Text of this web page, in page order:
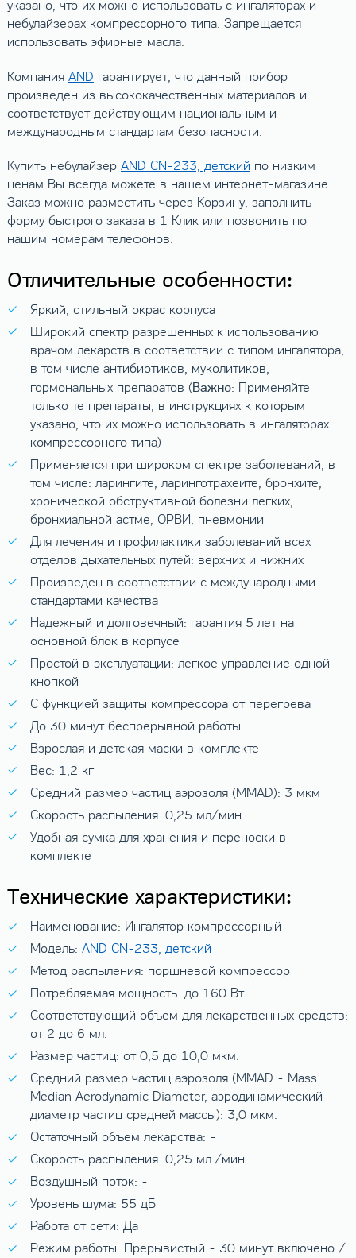
указано, что их можно использовать с ингаляторах и
небулайзерах компрессорного типа. Запрещается
использовать эфирные масла.
Компания AND гарантирует, что данный прибор
произведен из высококачественных материалов и
соответствует действующим национальным и
международным стандартам безопасности.
Купить небулайзер AND CN-233, детский по низким
ценам Вы всегда можете в нашем интернет-магазине.
Заказ можно разместить через Корзину, заполнить
форму быстрого заказа в 1 Клик или позвонить по
нашим номерам телефонов.
Отличительные особенности:
Яркий, стильный окрас корпуса
Широкий спектр разрешенных к использованию
врачом лекарств в соответствии с типом ингалятора,
в том числе антибиотиков, муколитиков,
гормональных препаратов (Важно: Применяйте
только те препараты, в инструкциях к которым
указано, что их можно использовать в ингаляторах
компрессорного типа)
Применяется при широком спектре заболеваний, в
том числе: ларингите, ларинготрахеите, бронхите,
хронической обструктивной болезни легких,
бронхиальной астме, ОРВИ, пневмонии
Для лечения и профилактики заболеваний всех
отделов дыхательных путей: верхних и нижних
Произведен в соответствии с международными
стандартами качества
Надежный и долговечный: гарантия 5 лет на
основной блок в корпусе
Простой в эксплуатации: легкое управление одной
кнопкой
С функцией защиты компрессора от перегрева
До 30 минут беспрерывной работы
Взрослая и детская маски в комплекте
Вес: 1,2 кг
Средний размер частиц аэрозоля (MMAD): 3 мкм
Скорость распыления: 0,25 мл/мин
Удобная сумка для хранения и переноски в
комплекте
Технические характеристики:
Наименование: Ингалятор компрессорный
Модель: AND CN-233, детский
Метод распыления: поршневой компрессор
Потребляемая мощность: до 160 Вт.
Соответствующий объем для лекарственных средств:
от 2 до 6 мл.
Размер частиц: от 0,5 до 10,0 мкм.
Средний размер частиц аэрозоля (MMAD - Mass
Median Aerodynamic Diameter, аэродинамический
диаметр частиц средней массы): 3,0 мкм.
Остаточный объем лекарства: -
Скорость распыления: 0,25 мл./мин.
Воздушный поток: -
Уровень шума: 55 дБ
Работа от сети: Да
Режим работы: Прерывистый - 30 минут включено /